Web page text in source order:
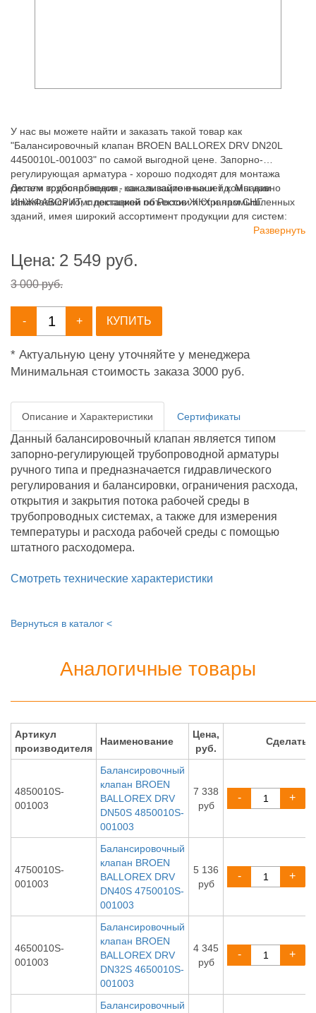
У нас вы можете найти и заказать такой товар как
"Балансировочный клапан BROEN BALLOREX DRV DN20L
4450010L-001003" по самой выгодной цене. Запорно-
регулирующая арматура - хорошо подходят для монтажа
систем водоснабжения, канализационных и т.д. Мы давно
занимаемся комплектацией объектов ЖКХ и промышленных
зданий, имея широкий ассортимент продукции для систем:
отопления, водоснабжения, канализации и пожаротушения.
Детали трубопроводов - заказывайте в нашей компании
ИНЖФАВОРИТ, с доставкой по России и странам СНГ.
Развернуть
Цена: 2 549 руб.
3 000 руб.
- + КУПИТЬ
* Актуальную цену уточняйте у менеджера
Минимальная стоимость заказа 3000 руб.
Описание и Характеристики Сертификаты
Данный балансировочный клапан является типом
запорно-регулирующей трубопроводной арматуры
ручного типа и предназначается гидравлического
регулирования и балансировки, ограничения расхода,
открытия и закрытия потока рабочей среды в
трубопроводных системах, а также для измерения
температуры и расхода рабочей среды с помощью
штатного расходомера.
Смотреть технические характеристики
Вернуться в каталог <
Аналогичные товары
Артикул
производителя
Наименование
Цена,
руб.
Сделать
4850010S-
001003
Балансировочный
клапан BROEN
BALLOREX DRV
DN50S 4850010S-
001003
7 338
руб
- +
4750010S-
001003
Балансировочный
клапан BROEN
BALLOREX DRV
DN40S 4750010S-
001003
5 136
руб
- +
4650010S-
001003
Балансировочный
клапан BROEN
BALLOREX DRV
DN32S 4650010S-
001003
4 345
руб
- +
Балансировочный